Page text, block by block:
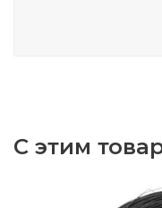
С этим